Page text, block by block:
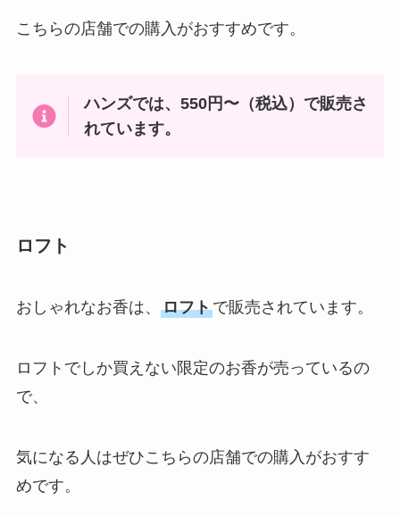
こちらの店舗での購入がおすすめです。
ハンズでは、550円〜（税込）で販売さ
れています。
ロフト
おしゃれなお香は、 ロフトで販売されています。
ロフトでしか買えない限定のお香が売っているの
で、
気になる人はぜひこちらの店舗での購入がおすす
めです。